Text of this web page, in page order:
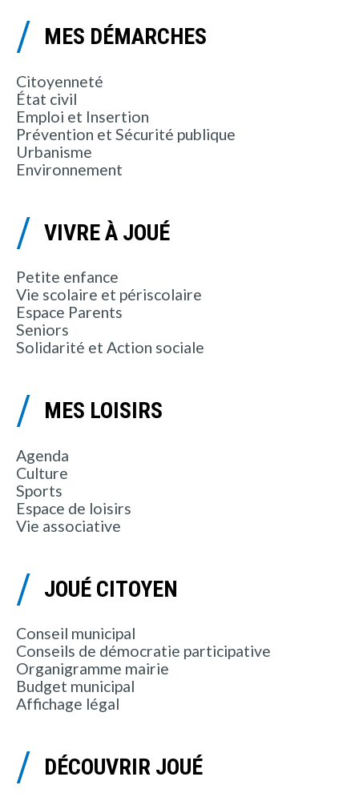
MES DÉMARCHES
Citoyenneté
État civil
Emploi et Insertion
Prévention et Sécurité publique
Urbanisme
Environnement
VIVRE À JOUÉ
Petite enfance
Vie scolaire et périscolaire
Espace Parents
Seniors
Solidarité et Action sociale
MES LOISIRS
Agenda
Culture
Sports
Espace de loisirs
Vie associative
JOUÉ CITOYEN
Conseil municipal
Conseils de démocratie participative
Organigramme mairie
Budget municipal
Affichage légal
DÉCOUVRIR JOUÉ